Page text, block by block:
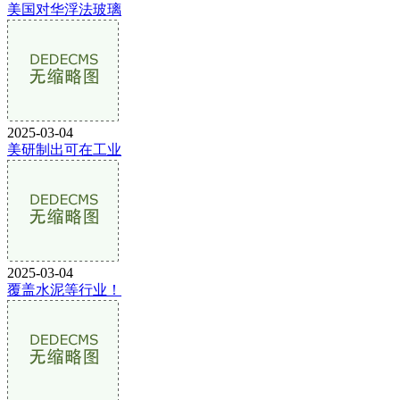
美国对华浮法玻璃
2025-03-04
美研制出可在工业
2025-03-04
覆盖水泥等行业！